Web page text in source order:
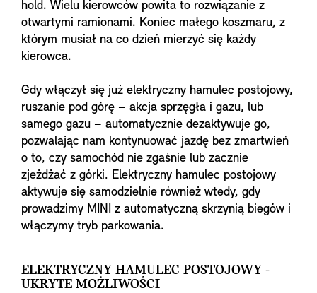
hold. Wielu kierowców powita to rozwiązanie z
otwartymi ramionami. Koniec małego koszmaru, z
którym musiał na co dzień mierzyć się każdy
kierowca.
Gdy włączył się już elektryczny hamulec postojowy,
ruszanie pod górę – akcja sprzęgła i gazu, lub
samego gazu – automatycznie dezaktywuje go,
pozwalając nam kontynuować jazdę bez zmartwień
o to, czy samochód nie zgaśnie lub zacznie
zjeżdżać z górki. Elektryczny hamulec postojowy
aktywuje się samodzielnie również wtedy, gdy
prowadzimy MINI z automatyczną skrzynią biegów i
włączymy tryb parkowania.
ELEKTRYCZNY HAMULEC POSTOJOWY -
UKRYTE MOŻLIWOŚCI